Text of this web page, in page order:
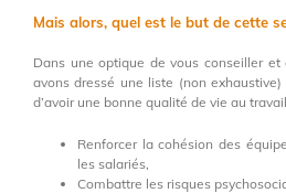
Mais alors, quel est le but de cette
Dans une optique de vous conseiller et
avons dressé une liste (non
d’avoir une bonne qualité de vie au
Renforcer la cohésion des
les salariés,
Combattre les risques